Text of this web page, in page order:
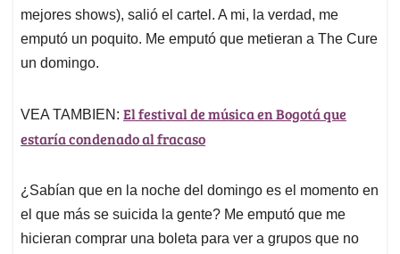
mejores shows), salió el cartel. A mi, la verdad, me
emputó un poquito. Me emputó que metieran a The Cure
un domingo.
VEA TAMBIEN: El festival de música en Bogotá que
estaría condenado al fracaso
¿Sabían que en la noche del domingo es el momento en
el que más se suicida la gente? Me emputó que me
hicieran comprar una boleta para ver a grupos que no